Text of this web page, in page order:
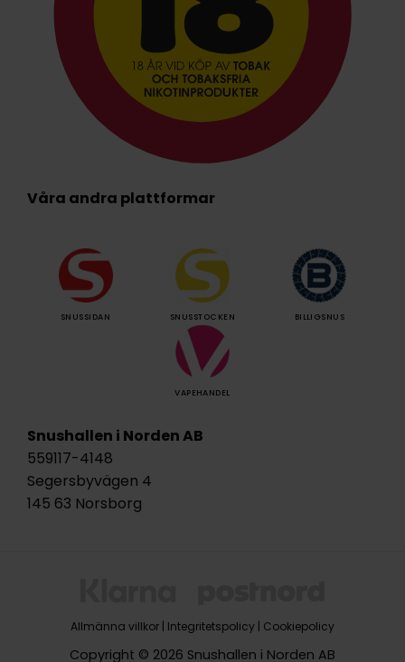
Våra andra plattformar
SNUSSIDAN SNUSSTOCKEN BILLIGSNUS
VAPEHANDEL
Snushallen i Norden AB
559117-4148
Segersbyvägen 4
145 63 Norsborg
Allmänna villkor | Integritetspolicy | Cookiepolicy
Copyright © 2026 Snushallen i Norden AB